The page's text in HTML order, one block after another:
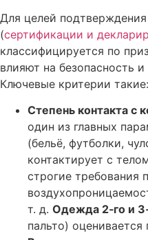
Для целей подтверждения
(сертификации и
классифицируется по
влияют на безопасность
Ключевые критерии такие:
Степень контакта с
один из главных
(бельё, футболки,
контактирует с
строгие требования
т. д. Одежда 2‑го и
пальто)